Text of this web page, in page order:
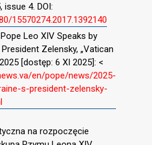
issue 4. DOI:
15570274.2017.1392140
Leo XIV Speaks by
Zelensky, „Vatican
[dostęp: 6 XI 2025]: <
en/pope/news/2025-
s-president-zelensky-
na rozpoczęcie